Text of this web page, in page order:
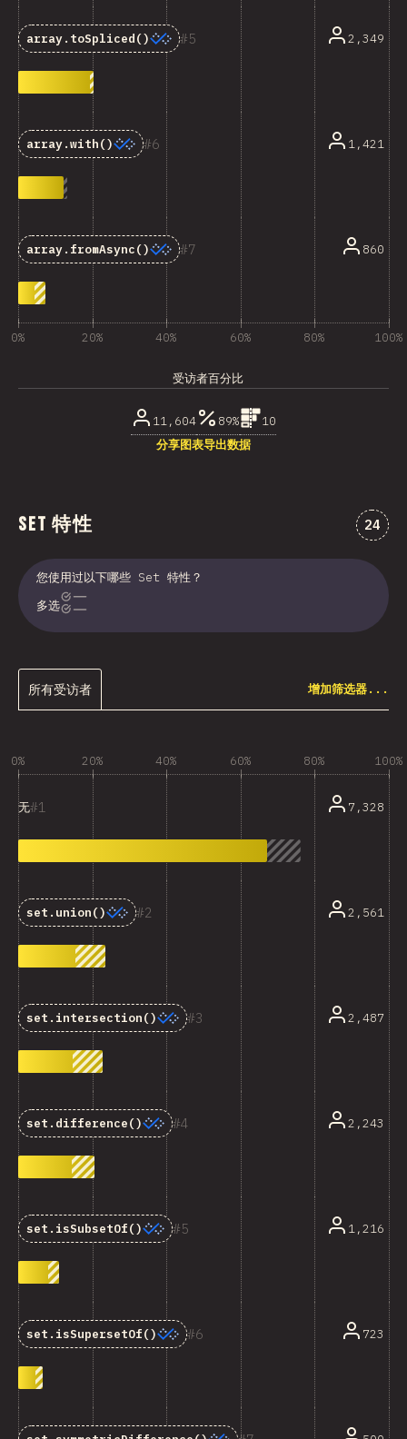
5
array.toSpliced() 2,349
6
array.with() 1,421
7
array.fromAsync() 860
0% 20% 40% 60% 80% 100%
受访者百分比
11,604 89%
10
分享图表导出数据
Set 特性 对
24
您使用过以下哪些 Set 特性？
多选
所有受访者 增加筛选器...
0% 20% 40% 60% 80% 100%
1
无 7,328
2
set.union() 2,561
3
set.intersection() 2,487
4
set.difference() 2,243
5
set.isSubsetOf() 1,216
6
set.isSupersetOf() 723